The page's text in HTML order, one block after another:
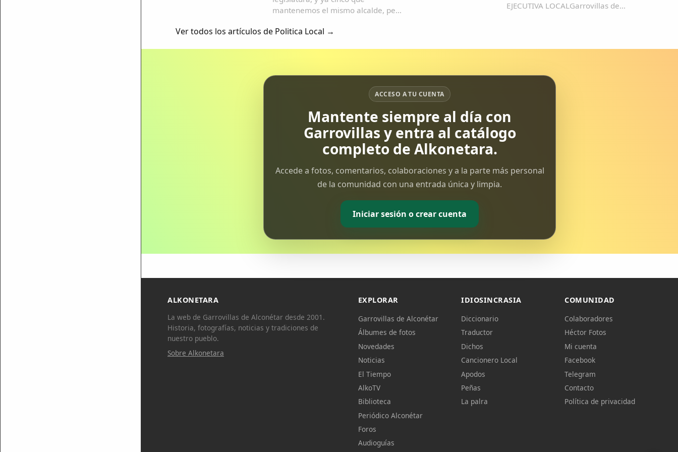
mantenemos el mismo alcalde, pero
que nos metimos en 2011. Ya vamos
EJECUTIVA LOCALGarrovillas de
de abril, celebraremos un acto
Ver todos los artículos de Politica Local →
ACCESO A TU CUENTA
Mantente siempre al día con
Garrovillas y entra al catálogo
completo de Alkonetara.
Accede a fotos, comentarios, colaboraciones y a la parte más personal
de la comunidad con una entrada única y limpia.
Iniciar sesión o crear cuenta
ALKONETARA
La web de Garrovillas de Alconétar desde 2001.
Historia, fotografías, noticias y tradiciones de
nuestro pueblo.
Sobre Alkonetara
EXPLORAR
Garrovillas de Alconétar
Álbumes de fotos
Novedades
Noticias
El Tiempo
AlkoTV
Biblioteca
Periódico Alconétar
Foros
Audioguías
IDIOSINCRASIA
Diccionario
Traductor
Dichos
Cancionero Local
Apodos
Peñas
La palra
COMUNIDAD
Colaboradores
Héctor Fotos
Mi cuenta
Facebook
Telegram
Contacto
Política de privacidad